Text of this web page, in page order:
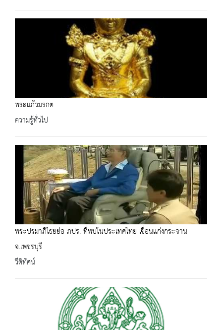
พระแก้วมรกต
ความรู้ทั่วไป
พระปรมาภิไธยย่อ ภปร. ที่พบในประเทศไทย เขื่อนแก่งกระจาน
จ.เพชรบุรี
วีดิทัศน์